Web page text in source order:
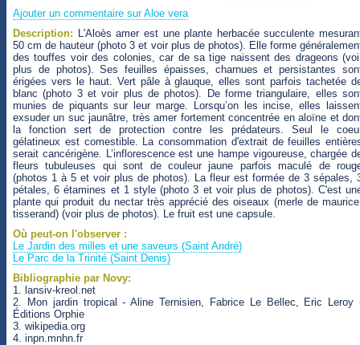
Ajouter un commentaire sur Aloe vera
Description: L'Aloès amer est une plante herbacée succulente
50 cm de hauteur (photo 3 et voir plus de photos). Elle forme
des touffes voir des colonies, car de sa tige naissent des drageons
plus de photos). Ses feuilles épaisses, charnues et persistantes
érigées vers le haut. Vert pâle à glauque, elles sont parfois tachetée
blanc (photo 3 et voir plus de photos). De forme triangulaire, elles
munies de piquants sur leur marge. Lorsqu’on les incise, elles
exsuder un suc jaunâtre, très amer fortement concentrée en aloïne et
la fonction sert de protection contre les prédateurs. Seul le
gélatineux est comestible. La consommation d'extrait de feuilles
serait cancérigène. L’inflorescence est une hampe vigoureuse, chargée
fleurs tubuleuses qui sont de couleur jaune parfois maculé de
(photos 1 à 5 et voir plus de photos). La fleur est formée de 3 sépales,
pétales, 6 étamines et 1 style (photo 3 et voir plus de photos). C'est
plante qui produit du nectar très apprécié des oiseaux (merle de
tisserand) (voir plus de photos). Le fruit est une capsule.
Où peut-on l'observer :
Le Jardin des milles et une saveurs (Saint André)
Le Parc de la Trinité (Saint Denis)
Bibliographie par Novy:
1. lansiv-kreol.net
2. Mon jardin tropical - Aline Ternisien, Fabrice Le Bellec, Eric Leroy
Éditions Orphie
3. wikipedia.org
4. inpn.mnhn.fr